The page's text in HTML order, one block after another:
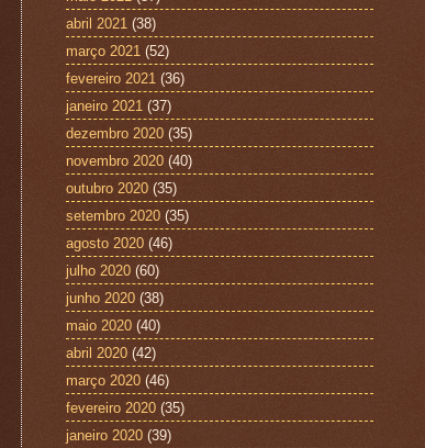
abril 2021 (38)
março 2021 (52)
fevereiro 2021 (36)
janeiro 2021 (37)
dezembro 2020 (35)
novembro 2020 (40)
outubro 2020 (35)
setembro 2020 (35)
agosto 2020 (46)
julho 2020 (60)
junho 2020 (38)
maio 2020 (40)
abril 2020 (42)
março 2020 (46)
fevereiro 2020 (35)
janeiro 2020 (39)